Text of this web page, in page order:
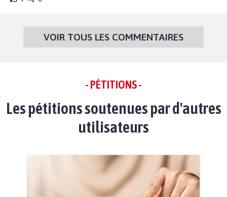
VOIR TOUS LES COMMENTAIRES
- PÉTITIONS -
Les pétitions soutenues par d'autres
utilisateurs